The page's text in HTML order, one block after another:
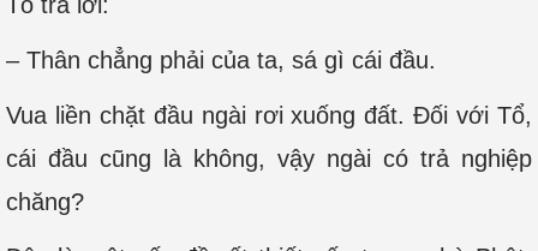
– Thân chẳng phải của ta, sá gì cái đầu.
Vua liền chặt đầu ngài rơi xuống đất. Đối với Tổ,
cái đầu cũng là không, vậy ngài có trả nghiệp
chăng?